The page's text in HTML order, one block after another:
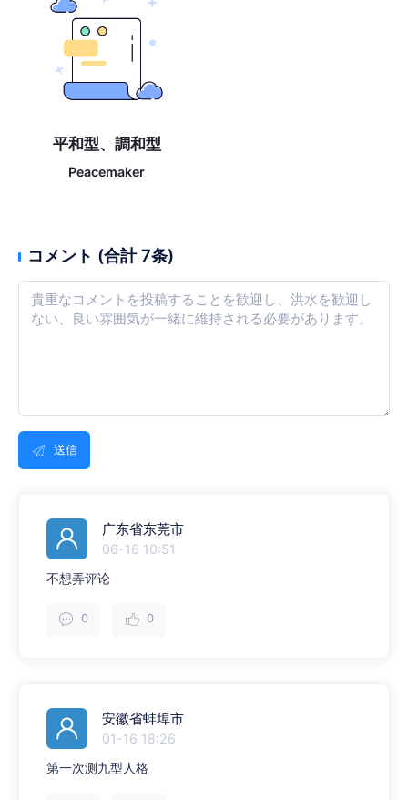
平和型、調和型
Peacemaker
コメント (合計 7条)
送信
广东省东莞市
06-16 10:51
不想弄评论
0 0
安徽省蚌埠市
01-16 18:26
第一次测九型人格